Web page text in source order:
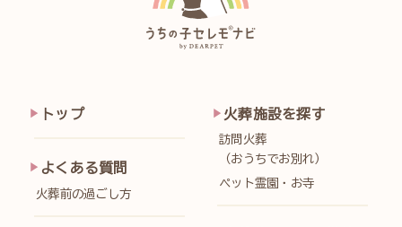
トップ
よくある質問
火葬前の過ごし方
火葬施設を探す
訪問火葬
（おうちでお別れ）
ペット霊園・お寺